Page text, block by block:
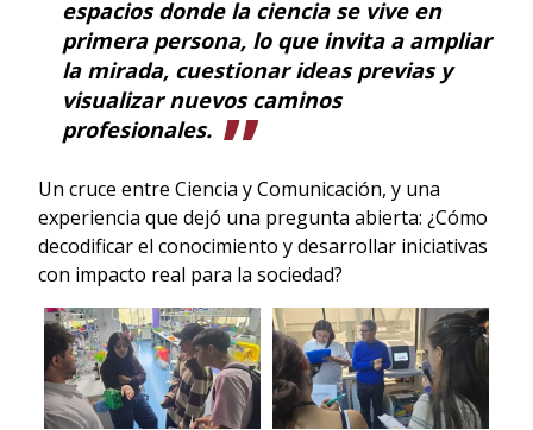
espacios donde la ciencia se vive en
primera persona, lo que invita a ampliar
la mirada, cuestionar ideas previas y
visualizar nuevos caminos
profesionales.
Un cruce entre Ciencia y Comunicación, y una
experiencia que dejó una pregunta abierta: ¿Cómo
decodificar el conocimiento y desarrollar iniciativas
con impacto real para la sociedad?